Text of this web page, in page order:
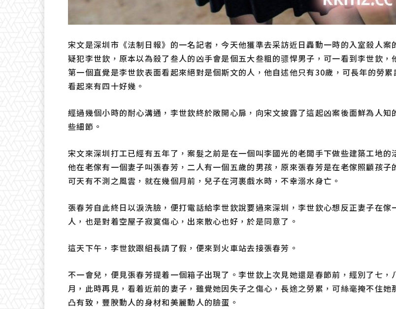
宋文是深圳市《法制日報》的一名記者，今天他獲準去采訪近日轟動一時的入室殺人案
疑犯李世欽，原本以為殺了叁人的凶手會是個五大叁粗的骠悍男子，可一看到李世欽，
第一個直覺是李世欽表面看起來絕對是個斯文的人，他自述他只有30歲，可長年的勞累
看起來有四十好幾。
經過幾個小時的耐心溝通，李世欽終於敞開心扉，向宋文披露了這起凶案後面鮮為人知
些細節。
宋文來深圳打工已經有五年了，案髮之前是在一個叫李國光的老闆手下做些建築工地的
他在老傢有一個妻子叫張春芳，二人有一個五歲的男孩，原來張春芳是在老傢照顧孩子
可天有不測之風雲，就在幾個月前，兒子在河裹戲水時，不幸溺水身亡。
張春芳自此終日以淚洗臉，便打電話給李世欽說要過來深圳，李世欽心想反正妻子在傢
人，也是對着空屋子寂寞傷心，出來散心也好，於是同意了。
這天下午，李世欽跟組長請了假，便來到火車站去接張春芳。
不一會兒，便見張春芳提着一個箱子出現了。李世欽上次見她還是春節前，經別了七，
月，此時再見，看着近前的妻子，雖覺她因失子之傷心，長途之勞累，可絲毫掩不住她
凸有致，豐腴動人的身材和美麗動人的臉蛋。